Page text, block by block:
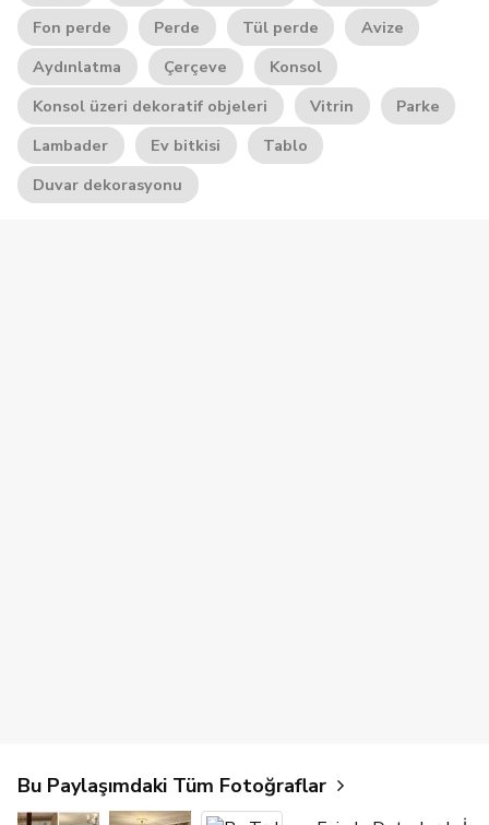
Fon perde
Perde Tül perde
Avize
Aydınlatma
Çerçeve
Konsol
Konsol üzeri dekoratif objeleri
Vitrin
Parke
Lambader
Ev bitkisi
Tablo
Duvar dekorasyonu
Bu Paylaşımdaki Tüm Fotoğraflar